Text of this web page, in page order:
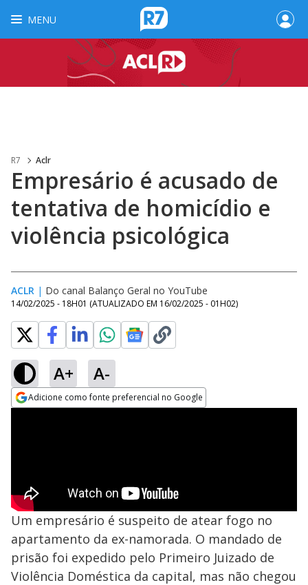
MENU
R7 Aclr
Empresário é acusado de
tentativa de homicídio e
violência psicológica
ACLR | Do canal Balanço Geral no YouTube
14/02/2025 - 18H01 (ATUALIZADO EM 16/02/2025 - 01H02)
A+ A-
Adicione como fonte preferencial no Google
Um empresário é suspeito de atear fogo no
apartamento da ex-namorada. O mandado de
prisão foi expedido pelo Primeiro Juizado de
Violência Doméstica da capital, mas não chegou